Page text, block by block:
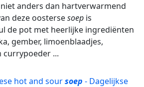
anders dan hartverwarmend
deze oostersesoep is
de pot met heerlijke ingrediënten
gember, limoenblaadjes,
...
hot and soursoep - Dagelijkse